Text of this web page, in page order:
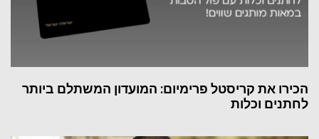
הכירו את קריסטל פרימיום: המועדון המשתלם ביותר
לחתנים וכלות